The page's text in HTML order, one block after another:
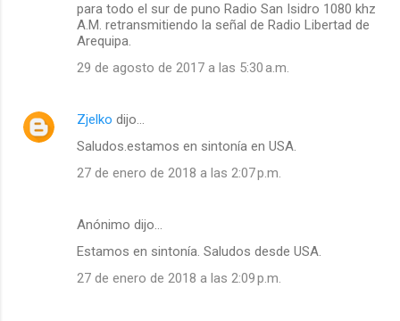
para todo el sur de puno Radio San Isidro 1080 khz
A.M. retransmitiendo la señal de Radio Libertad de
Arequipa.
29 de agosto de 2017 a las 5:30 a.m.
Zjelko dijo…
Saludos.estamos en sintonía en USA.
27 de enero de 2018 a las 2:07 p.m.
Anónimo dijo…
Estamos en sintonía. Saludos desde USA.
27 de enero de 2018 a las 2:09 p.m.